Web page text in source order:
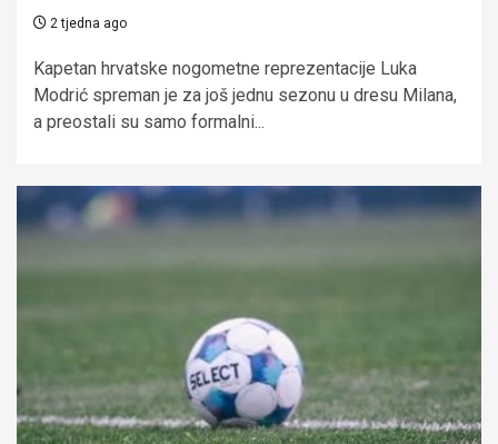
2 tjedna ago
Kapetan hrvatske nogometne reprezentacije Luka
Modrić spreman je za još jednu sezonu u dresu Milana,
a preostali su samo formalni...